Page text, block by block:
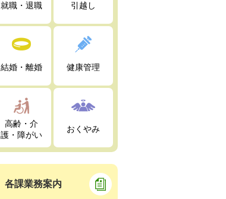
就職・退職 引越し
結婚・離婚 健康管理
高齢・介
護・障がい
おくやみ
各課業務案内